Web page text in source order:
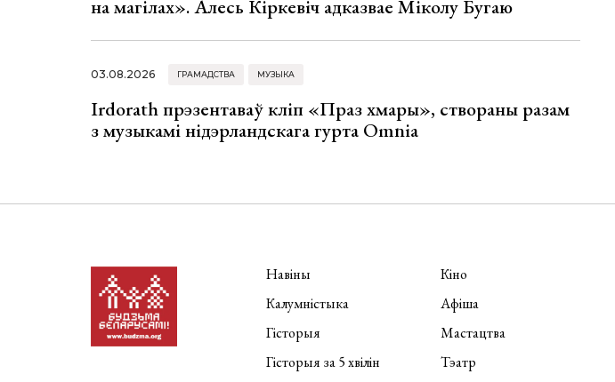
на магілах». Алесь Кіркевіч адказвае Міколу Бугаю
03.08.2026 ГРАМАДСТВА МУЗЫКА
Irdorath прэзентаваў кліп «Праз хмары», створаны разам
з музыкамі нідэрландскага гурта Omnia
Навіны
Калумністыка
Гісторыя
Гісторыя за 5 хвілін
Кіно
Афіша
Мастацтва
Тэатр